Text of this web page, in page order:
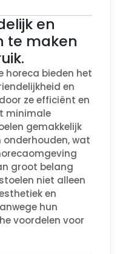
en
te maken
horeca bieden het
en
ze efficiënt en
minimale
gemakkelijk
wat
groot belang
niet alleen
en
hun
voordelen voor